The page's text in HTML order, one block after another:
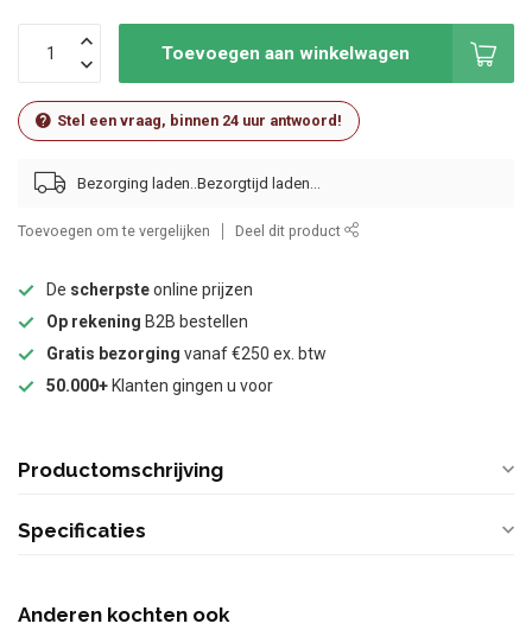
Toevoegen aan winkelwagen
Stel een vraag, binnen 24 uur antwoord!
Bezorging laden..
Toevoegen om te vergelijken Deel dit product
De scherpsteonline prijzen
Op rekening B2B bestellen
Gratis bezorging vanaf €250 ex. btw
50.000+ Klanten gingen u voor
Productomschrijving
Specificaties
Anderen kochten ook